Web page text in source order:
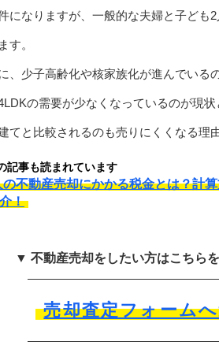
になりますが、一般的な夫婦と子ども2
す。
、少子高齢化や核家族化が進んでいる
の需要が少なくなっているのが現状
てと比較されるのも売りにくくなる理
記事も読まれています
の不動産売却にかかる税金とは？計
！
▼ 不動産売却をしたい方はこちら
売却査定フォーム